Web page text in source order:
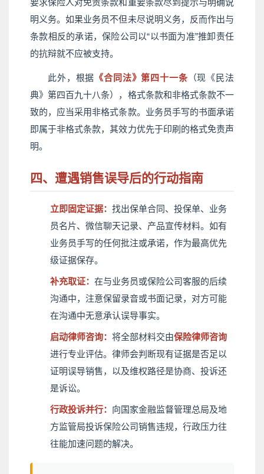
明义务。如果业务员不但未尽说明义务，反而作出与
条款相反的承诺，保险公司以“以书面为准”推卸责任
的抗辩就不应被支持。
此外，根据 《合同法》第四十一条（现《民法
典》第四百九十八条），格式条款和非格式条款不一
致的，应当采用非格式条款。业务员手写的书面承诺
即属于非格式条款，其效力优先于印刷的格式免责声
明。
四、遭遇销售误导后的行动指南
立即固定证据： 找出保单合同、投保单、业务
员名片、微信聊天记录、产品宣传材料。如有
业务员手写的任何批注或承诺，作为最高优先
级证据保存。
补充取证： 在与业务员或保险公司客服的后续
沟通中，注意保留录音或书面记录，对方可能
在沟通中无意承认误导事实。
启动律师咨询： 将全部材料交由保险律师咨询
进行专业评估。律师会判断现有证据是否足以
证明误导销售，以及维权路径是协商、投诉还
是诉讼。
行政投诉并行： 向国家金融监督管理总局及地
方监管局投诉保险公司销售违规，行政压力往
往能加速问题的解决。